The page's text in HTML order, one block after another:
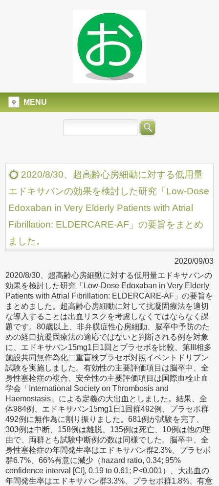
MENU
2020/8/30、超高齢心房細動に対する低用量
エドキサバンの効果を検討した研究「Low-Dose
Edoxaban in Very Elderly Patients with Atrial
Fibrillation: ELDERCARE-AF」の要旨をまとめ
ました。
2020/09/03
2020/8/30、超高齢心房細動に対する低用量エドキサバンの
効果を検討した研究「Low-Dose Edoxaban in Very Elderly
Patients with Atrial Fibrillation: ELDERCARE-AF」の要旨を
まとめました。超高齢心房細動に対して抗凝固療法を適切
な導入することは出血リスクを考慮しなくてはならなく課
題です。80歳以上、非弁膜症性心房細動、脳卒中予防のた
めの経口抗凝固療法の適応ではないと判断される例を対象
に、エドキサバン15mg1日1回とプラセボを比較、第III相多
施設共同無作為化二重盲検プラセボ対照イベントドリブン
試験を実施しました。有効性の主要評価項目は脳卒中、全
身性塞栓症の複合、安全性の主要評価項目は国際血栓止血
学会「International Society on Thrombosis and
Haemostasis」による定義の大出血としました。結果、全
体984例、エドキサバン15mg1日1回群492例、プラセボ群
492例に無作為に割り振りました。681例が試験を完了、
303例は中断、158例は離脱、135例は死亡、10例は他の理
由で、両群とも試験中断例の数は同様でした。脳卒中、全
身性塞栓症の年間発生率はエドキサバン群2.3%、プラセボ
群6.7%、66%有意に減少（hazard ratio, 0.34; 95%
confidence interval [CI], 0.19 to 0.61; P<0.001）、大出血の
年間発生率はエドキサバン群3.3%、プラセボ群1.8%、有意